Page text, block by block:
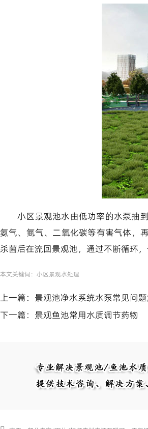
小区景观池水由低功率的水泵抽
氨气、氮气、二氧化碳等有害气体，
杀菌后在流回景观池，通过不断循环
本文关键词： 小区景观水处理
上一篇： 景观池净水系统水泵常见问
下一篇： 景观鱼池常用水质调节药物